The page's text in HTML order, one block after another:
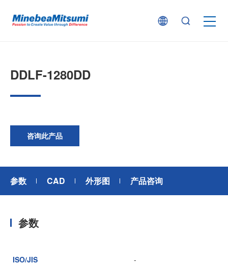
新闻
企业信息
加入我们
DDLF-1280DD
咨询此产品
参数 CAD 外形图 产品咨询
参数
ISO/JIS -